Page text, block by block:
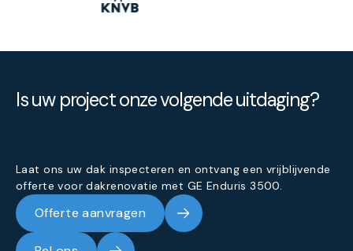
Is uw project onze volgende uitdaging?
Laat ons uw dak inspecteren en ontvang een vrijblijvende
offerte voor dakrenovatie met GE Enduris 3500.
Offerte aanvragen